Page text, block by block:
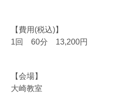
【費用(税込)】
1回 60分 13,200円
【会場】
大崎教室